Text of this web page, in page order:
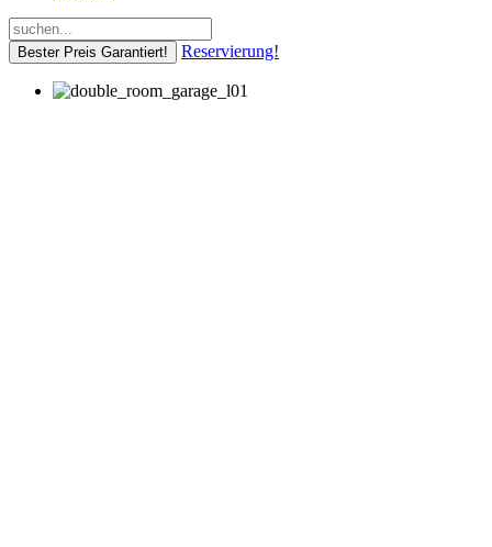
Bester Preis Garantiert! Reservierung!